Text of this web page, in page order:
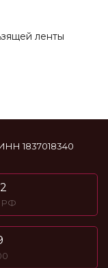
ленты
1837018340
РФ